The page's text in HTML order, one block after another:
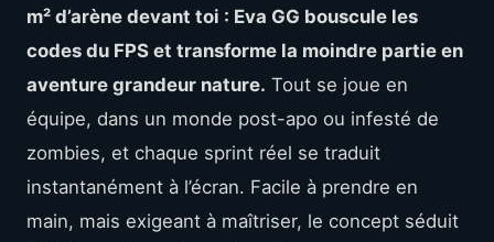
m² d’arène devant toi : Eva GG bouscule les
codes du FPS et transforme la moindre partie en
aventure grandeur nature. Tout se joue en
équipe, dans un monde post-apo ou infesté de
zombies, et chaque sprint réel se traduit
instantanément à l’écran. Facile à prendre en
main, mais exigeant à maîtriser, le concept séduit